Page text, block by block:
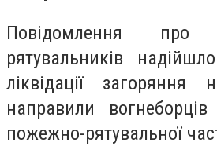
Повідомлення
рятувальників
ліквідації загоряння
направили
пожежно-рятувальної